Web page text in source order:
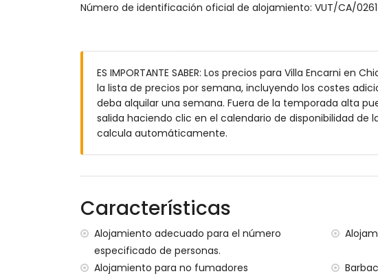
cuarto de baño con lavabo, ducha y váter
parcela vallada
piscina privada de 8m x 4m
jardín con césped, árboles y muebles de jardín con
terraza cubierta
barbacoa
ducha exterior
población más cercana: La Barrosa (a menos de 3
puerto más cercano: Puerto Deportivo Sancti Petri (a
aeropuerto más cercano: Jerez (a menos de 50
segundo aeropuerto más cercano: Seville (> 100
Número de identificación oficial de alojamiento: VUT/CA/
ES IMPORTANTE SABER: Los precios para Villa Encarni en
la lista de precios por semana, incluyendo los costes
deba alquilar una semana. Fuera de la temporada alta
salida haciendo clic en el calendario de disponibilidad de
calcula automáticamente.
Características
Alojamiento adecuado para el número
especificado de personas.
Alojamiento para no fumadores